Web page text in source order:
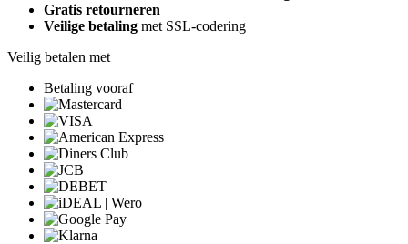
Gratis retourneren
Veilige betaling met SSL-codering
Veilig betalen met
Betaling vooraf